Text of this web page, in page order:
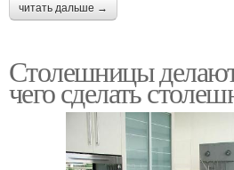
читать дальше →
Столешницы
чего сделать